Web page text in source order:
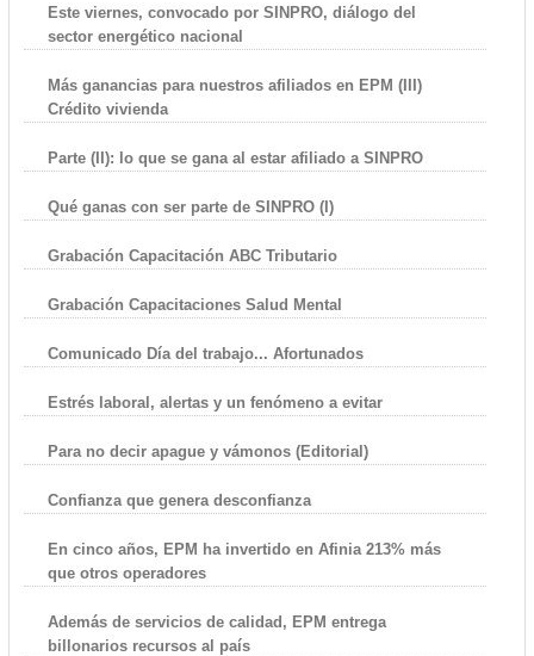
Este viernes, convocado por SINPRO, diálogo del
sector energético nacional
Más ganancias para nuestros afiliados en EPM (III)
Crédito vivienda
Parte (II): lo que se gana al estar afiliado a SINPRO
Qué ganas con ser parte de SINPRO (I)
Grabación Capacitación ABC Tributario
Grabación Capacitaciones Salud Mental
Comunicado Día del trabajo... Afortunados
Estrés laboral, alertas y un fenómeno a evitar
Para no decir apague y vámonos (Editorial)
Confianza que genera desconfianza
En cinco años, EPM ha invertido en Afinia 213% más
que otros operadores
Además de servicios de calidad, EPM entrega
billonarios recursos al país